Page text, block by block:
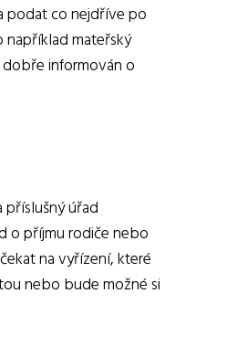
podat co nejdříve po
mateřský
informován o
úřad
o příjmu rodiče nebo
na vyřízení, které
nebo bude možné si